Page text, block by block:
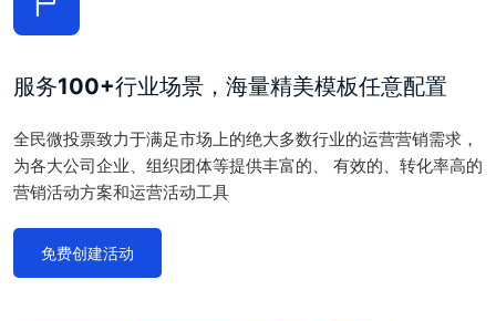
服务100+行业场景，海量精美模板任意配置
全民微投票致力于满足市场上的绝大多数行业的运营营销需求，
为各大公司企业、组织团体等提供丰富的、 有效的、转化率高的
营销活动方案和运营活动工具
免费创建活动